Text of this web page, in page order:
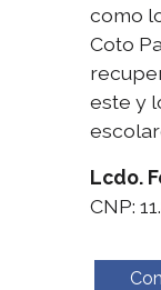
como
Coto
este y
Lcdo.
CNP: